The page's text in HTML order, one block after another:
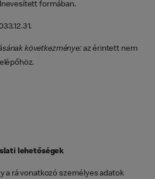
formában.
következménye: az érintett nem
lehetőségek
a rá vonatkozó személyes adatok